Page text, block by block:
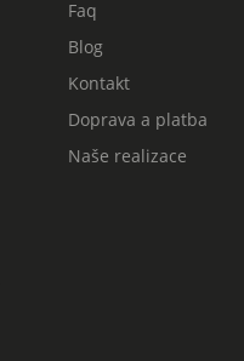
Faq
Blog
Kontakt
Doprava a platba
Naše realizace